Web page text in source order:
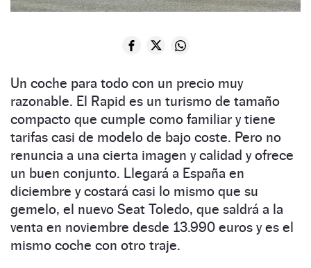
Un coche para todo con un precio muy
razonable. El Rapid es un turismo de tamaño
compacto que cumple como familiar y tiene
tarifas casi de modelo de bajo coste. Pero no
renuncia a una cierta imagen y calidad y ofrece
un buen conjunto. Llegará a España en
diciembre y costará casi lo mismo que su
gemelo, el nuevo Seat Toledo, que saldrá a la
venta en noviembre desde 13.990 euros y es el
mismo coche con otro traje.